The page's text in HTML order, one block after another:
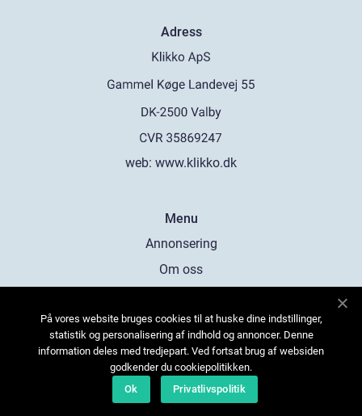
Adress
web: www.klikko.dk
Menu
Annonsering
Om oss
Kontakta oss
Sitemap
På vores website bruges cookies til at huske dine indstillinger,
statistik og personalisering af indhold og annoncer. Denne
information deles med tredjepart. Ved fortsat brug af websiden
godkender du cookiepolitikken.
Ok
Privatlivspolitik